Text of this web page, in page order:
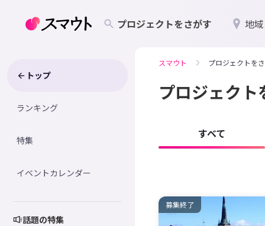
プロジェクトをさがす 地
トップ
ランキング
特集
イベントカレンダー
話題の特集
スマウト プロジェクトを
プロジェク
すべて
募集終了